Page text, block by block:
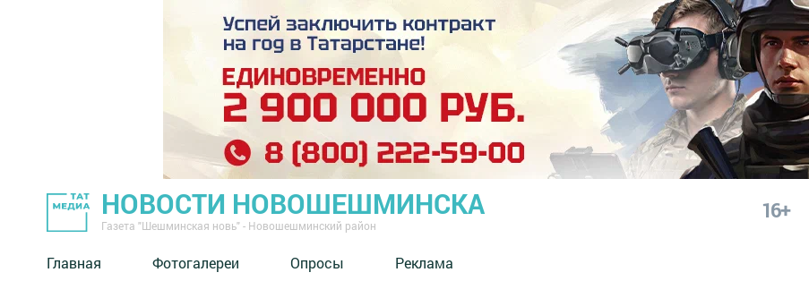
НОВОСТИ НОВОШЕШМИНСКА
Газета "Шешминская новь" - Новошешминский район
16+
Главная Фотогалереи Опросы Реклама